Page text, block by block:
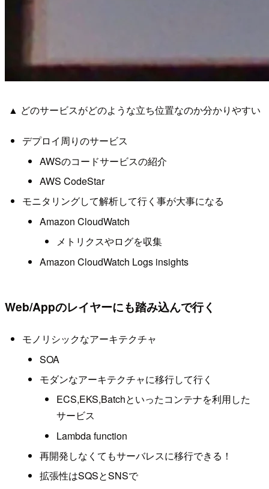
▲ どのサービスがどのような立ち位置なのか分かりやすい
デプロイ周りのサービス
AWSのコードサービスの紹介
AWS CodeStar
モニタリングして解析して行く事が大事になる
Amazon CloudWatch
メトリクスやログを収集
Amazon CloudWatch Logs insights
Web/Appのレイヤーにも踏み込んで行く
モノリシックなアーキテクチャ
SOA
モダンなアーキテクチャに移行して行く
ECS,EKS,Batchといったコンテナを利用した
サービス
Lambda function
再開発しなくてもサーバレスに移行できる！
拡張性はSQSとSNSで